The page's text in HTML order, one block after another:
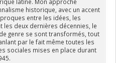
latine. Mon approche
historique, avec un accent
entre les idées, les
les deux dernières décennies, le
genre se sont transformés, tout
par le fait même toutes les
sociales mises en place durant